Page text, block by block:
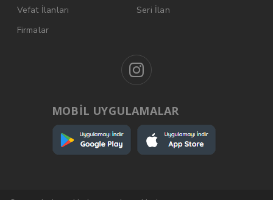
Vefat İlanları
Seri İlan
Firmalar
MOBİL UYGULAMALAR